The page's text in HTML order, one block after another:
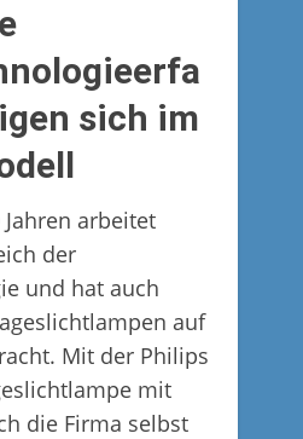
sich im
arbeitet
der
und hat auch
auf
Mit der Philips
mit
die Firma selbst